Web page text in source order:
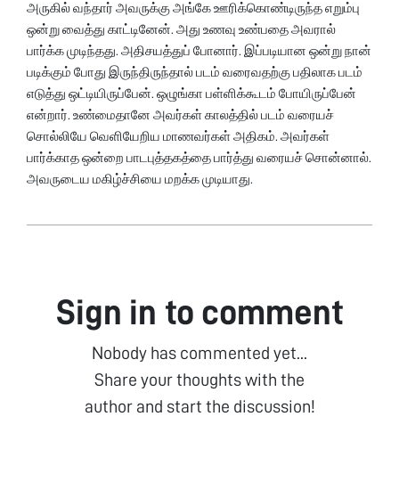
அருகில் வந்தார் அவருக்கு அங்கே ஊரிக்கொண்டிருந்த எறும்பு
ஒன்று வைத்து காட்டினேன். அது உணவு உண்பதை அவரால்
பார்க்க முடிந்தது. அதிசயத்துப் போனார். இப்படியான ஒன்று நான்
படிக்கும் போது இருந்திருந்தால் படம் வரைவதற்கு பதிலாக படம்
எடுத்து ஒட்டியிருப்பேன். ஒழுங்கா பள்ளிக்கூடம் போயிருப்பேன்
என்றார். உண்மைதானே அவர்கள் காலத்தில் படம் வரையச்
சொல்லியே வெளியேறிய மாணவர்கள் அதிகம். அவர்கள்
பார்க்காத ஒன்றை பாடபுத்தகத்தை பார்த்து வரையச் சொன்னால்.
அவருடைய மகிழ்ச்சியை மறக்க முடியாது.
Sign in to comment
Nobody has commented yet...
Share your thoughts with the
author and start the discussion!